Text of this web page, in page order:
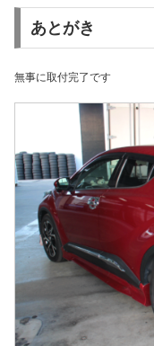
あとがき
無事に取付完了です